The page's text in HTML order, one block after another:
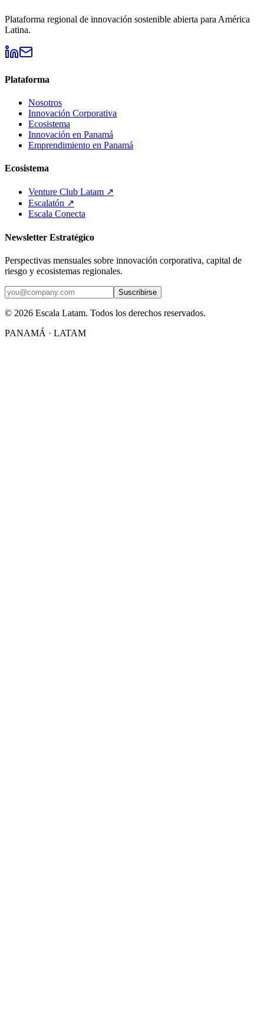
Plataforma regional de innovación sostenible abierta para América
Latina.
Plataforma
Nosotros
Innovación Corporativa
Ecosistema
Innovación en Panamá
Emprendimiento en Panamá
Ecosistema
Venture Club Latam ↗
Escalatón ↗
Escala Conecta
Newsletter Estratégico
Perspectivas mensuales sobre innovación corporativa, capital de
riesgo y ecosistemas regionales.
Suscribirse
© 2026 Escala Latam. Todos los derechos reservados.
PANAMÁ · LATAM